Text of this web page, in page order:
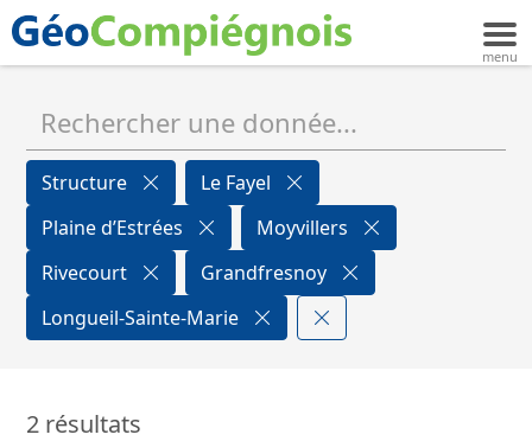
Structure
Le Fayel
Plaine d’Estrées
Moyvillers
Rivecourt
Grandfresnoy
Longueil-Sainte-Marie
2 résultats